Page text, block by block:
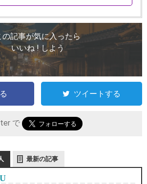
の記事が気に入ったら
いいね ! しよう
ツイートする
で
最新の記事